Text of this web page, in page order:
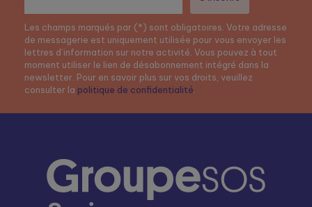
Les champs marqués par (*) sont obligatoires. Votre adresse
de messagerie est uniquement utilisée pour vous envoyer les
lettres d’information sur notre activité. Vous pouvez à tout
moment utiliser le lien de désabonnement intégré dans la
newsletter. Pour en savoir plus sur vos droits, veuillez
consulter la politique de confidentialité